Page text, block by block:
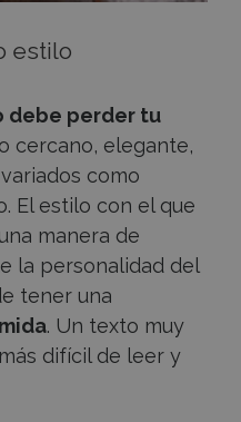
estilo
debe perder tu
cercano, elegante,
como
El estilo con el que
manera de
la personalidad del
tener una
. Un texto muy
difícil de leer y